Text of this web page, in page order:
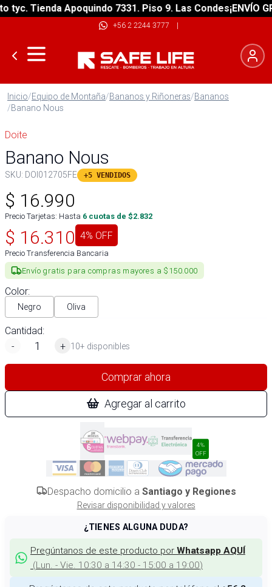
Tienda Apoquindo 7331. Piso 9. Las Condes¡ENVÍO
+56 2 2244 3777 |
Inicio/Equipo de Montaña/Bananos y Riñoneras/Bananos
/Banano Nous
Doite
Banano Nous
SKU: DOI012705FE +5 VENDIDOS
$ 16.990
Precio Tarjetas: Hasta 6 cuotas de $2.832
$ 16.310 4% OFF
Precio Transferencia Bancaria
Envío gratis para compras mayores a $150.000
Color:
Negro Oliva
Cantidad:
-
+ 10+ disponibles
Comprar ahora
Agregar al carrito
4%
OFF
Despacho domicilio a Santiago y Regiones
Revisar disponibilidad y valores
¿TIENES ALGUNA DUDA?
Pregúntanos de este producto por Whatsapp AQUÍ
(Lun. - Vie. 10:30 a 14:30 - 15:00 a 19:00)